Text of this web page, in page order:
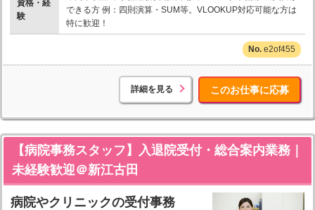
資格・経
験
できる方 例：四則演算・SUM等。VLOOKUP対応可能な方は
特に歓迎！
e2of455
詳細を見る このお仕事に応募
【病院事務スタッフ】入退院受付・総合案内業務｜
未経験歓迎＠新江古田
病院やクリニックの受付事務